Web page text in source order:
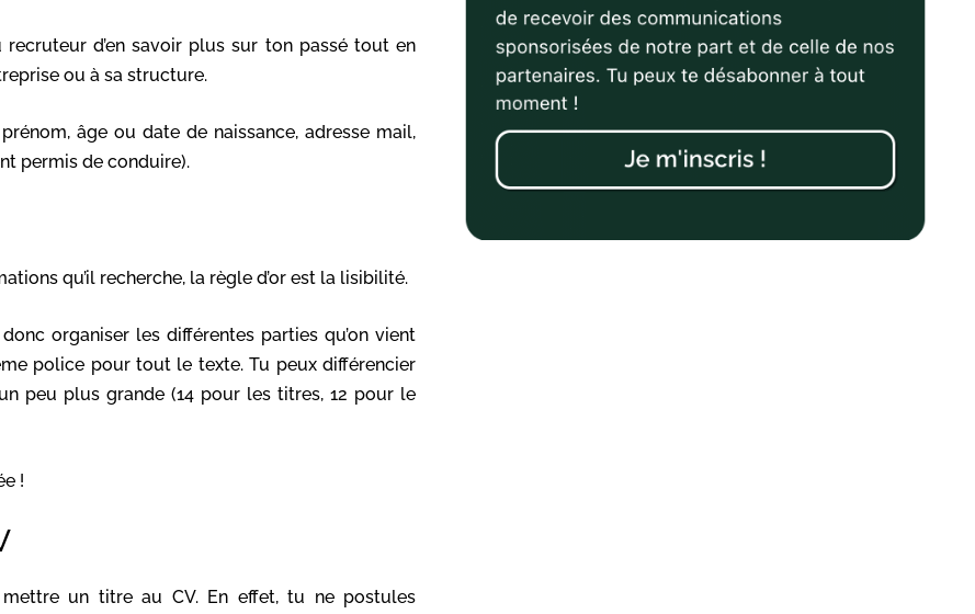
d’en savoir plus sur ton passé tout en
ou à sa structure.
âge ou date de naissance, adresse mail,
permis de conduire).
qu’il recherche, la règle d’or est la lisibilité.
organiser les différentes parties qu’on vient
police pour tout le texte. Tu peux différencier
peu plus grande (14 pour les titres, 12 pour le
!
un titre au CV. En effet, tu ne postules